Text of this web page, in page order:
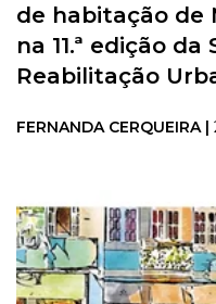
de habitação de
na 11.ª edição da
Reabilitação
FERNANDA CERQUEIRA |